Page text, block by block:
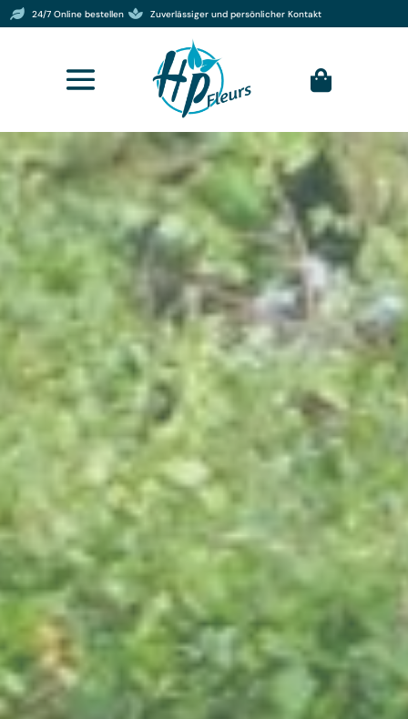
 24/7 Online bestellen  Zuverlässiger und persönlicher Kontakt
